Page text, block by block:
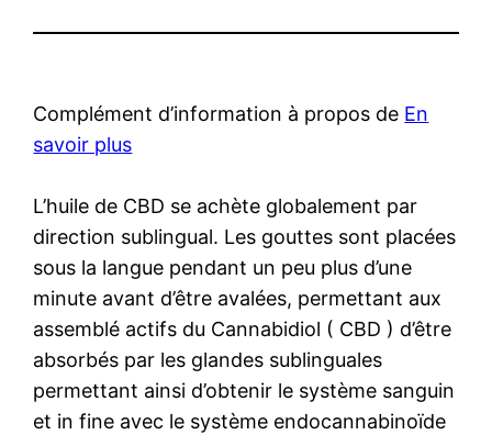
Complément d’information à propos de En
savoir plus
L’huile de CBD se achète globalement par
direction sublingual. Les gouttes sont placées
sous la langue pendant un peu plus d’une
minute avant d’être avalées, permettant aux
assemblé actifs du Cannabidiol ( CBD ) d’être
absorbés par les glandes sublinguales
permettant ainsi d’obtenir le système sanguin
et in fine avec le système endocannabinoïde